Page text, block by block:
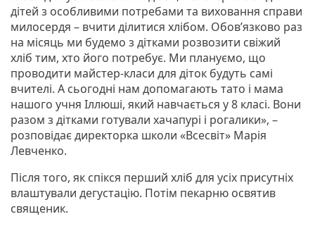
дітей з особливими потребами та виховання справи
милосердя – вчити ділитися хлібом. Обов’язково раз
на місяць ми будемо з дітками розвозити свіжий
хліб тим, хто його потребує. Ми плануємо, що
проводити майстер-класи для діток будуть самі
вчителі. А сьогодні нам допомагають тато і мама
нашого учня Іллюші, який навчається у 8 класі. Вони
разом з дітками готували хачапурі і рогалики», –
розповідає директорка школи «Всесвіт» Марія
Левченко.
Після того, як спікся перший хліб для усіх присутніх
влаштували дегустацію. Потім пекарню освятив
священик.